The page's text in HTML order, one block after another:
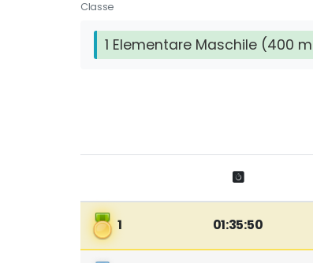
Classe
1 Elementare Maschile (400
1 01:35:50